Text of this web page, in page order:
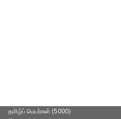
தமிழ்ப் பெயர்கள் (5000)